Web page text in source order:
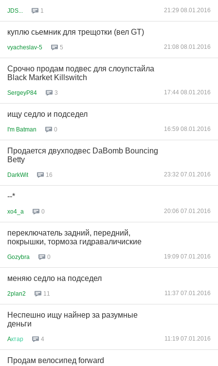
JDS... 1 21:29 08.01.2016
куплю сьемник для трещотки (вел GT)
vyacheslav-5 5 21:08 08.01.2016
Срочно продам подвес для слоупстайла
Black Market Killswitch
SergeyP84 3 17:44 08.01.2016
ищу седло и подседел
I'm Batman 0 16:59 08.01.2016
Продается двухподвес DaBomb Bouncing
Betty
DarkWit 16 23:32 07.01.2016
--*
xo4_a 0 20:06 07.01.2016
переключатель задний, передний,
покрышки, тормоза гидраваличиские
Gozybra 0 19:09 07.01.2016
меняю седло на подседел
2plan2 11 11:37 07.01.2016
Неспешно ищу найнер за разумные
деньги
Aктар 4 11:19 07.01.2016
Продам велосипед forward